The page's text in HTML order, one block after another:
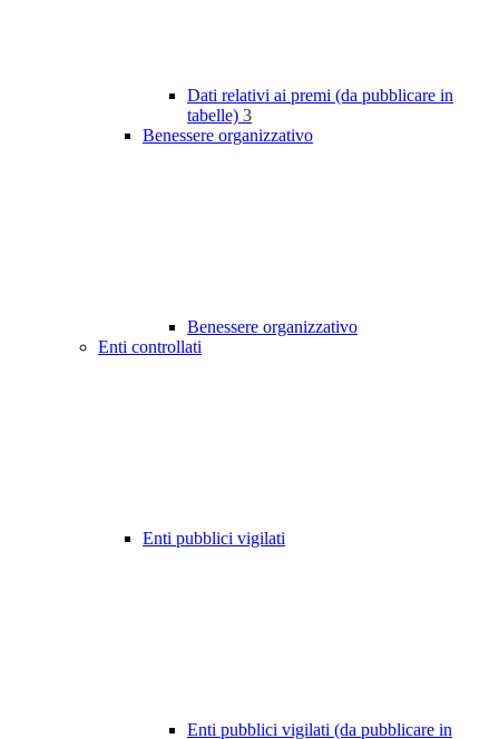
Dati relativi ai premi (da pubblicare in
tabelle) 3
Benessere organizzativo
Benessere organizzativo
Enti controllati
Enti pubblici vigilati
Enti pubblici vigilati (da pubblicare in